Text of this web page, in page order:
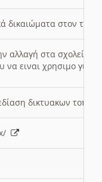
δικαιώματα στον
αλλαγή στα σχολεία;
ειναι χρησιμο για
δικτυακων